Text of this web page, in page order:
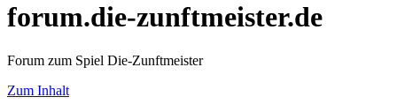
forum.die-zunftmeister.de
Forum zum Spiel Die-Zunftmeister
Zum Inhalt